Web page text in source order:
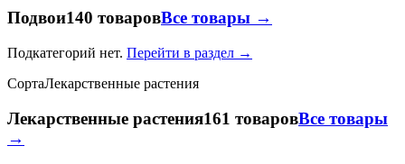
Подвои140 товаровВсе товары →
Подкатегорий нет. Перейти в раздел →
СортаЛекарственные растения
Лекарственные растения161 товаровВсе товары
→